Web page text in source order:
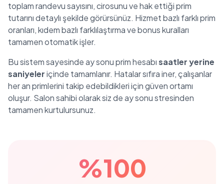
toplam randevu sayısını, cirosunu ve hak ettiği prim
tutarını detaylı şekilde görürsünüz. Hizmet bazlı farklı prim
oranları, kıdem bazlı farklılaştırma ve bonus kuralları
tamamen otomatik işler.
Bu sistem sayesinde ay sonu prim hesabısaatler yerine
saniyeleriçinde tamamlanır. Hatalar sıfıra iner, çalışanlar
her an primlerini takip edebildikleri için güven ortamı
oluşur. Salon sahibi olarak siz de ay sonu stresinden
tamamen kurtulursunuz.
%100